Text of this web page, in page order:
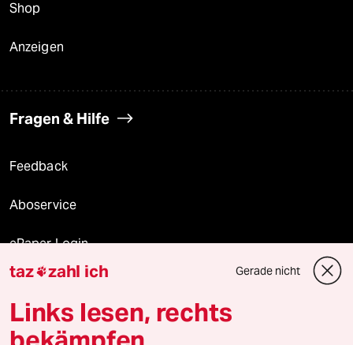
Shop
Anzeigen
Fragen & Hilfe
Feedback
Aboservice
ePaper Login
Downloads für Abonnierende
taz zahl ich Gerade nicht
Links lesen, rechts